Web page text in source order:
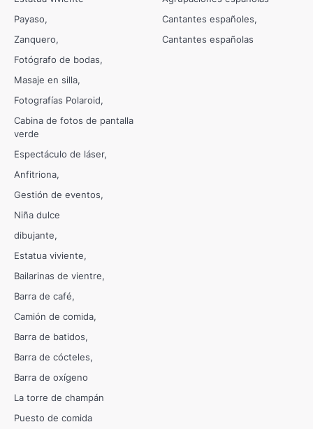
Payaso
Zanquero
Fotógrafo de bodas
Masaje en silla
Fotografías Polaroid
Cabina de fotos de pantalla
verde
Espectáculo de láser
Anfitriona
Gestión de eventos
Niña dulce
dibujante
Estatua viviente
Bailarinas de vientre
Barra de café
Camión de comida
Barra de batidos
Barra de cócteles
Barra de oxígeno
La torre de champán
Puesto de comida
Cantantes españoles
Cantantes españolas